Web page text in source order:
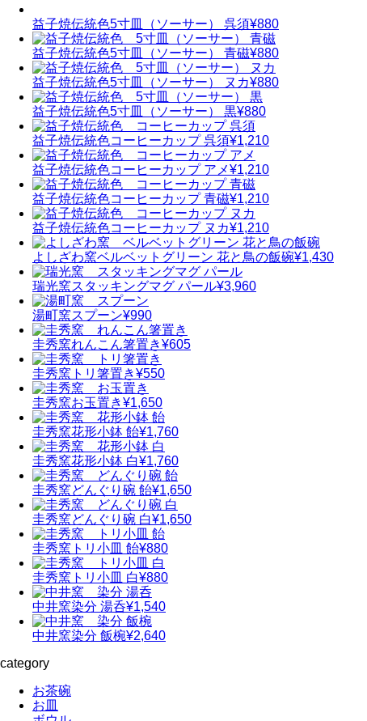
益子焼伝統色5寸皿（ソーサー） 呉須¥880
益子焼伝統色5寸皿（ソーサー） 青磁¥880
益子焼伝統色5寸皿（ソーサー） ヌカ¥880
益子焼伝統色5寸皿（ソーサー） 黒¥880
益子焼伝統色コーヒーカップ 呉須¥1,210
益子焼伝統色コーヒーカップ アメ¥1,210
益子焼伝統色コーヒーカップ 青磁¥1,210
益子焼伝統色コーヒーカップ ヌカ¥1,210
よしざわ窯ベルベットグリーン 花と鳥の飯碗¥1,430
瑞光窯スタッキングマグ パール¥3,960
湯町窯スプーン¥990
圭秀窯れんこん箸置き¥605
圭秀窯 トリ箸置き¥550
圭秀窯お玉置き¥1,650
圭秀窯花形小鉢 飴¥1,760
圭秀窯花形小鉢 白¥1,760
圭秀窯どんぐり碗 飴¥1,650
圭秀窯どんぐり碗 白¥1,650
圭秀窯 トリ小皿 飴¥880
圭秀窯 トリ小皿 白¥880
中井窯染分 湯呑¥1,540
中井窯染分 飯椀¥2,640
category
お茶碗
お皿